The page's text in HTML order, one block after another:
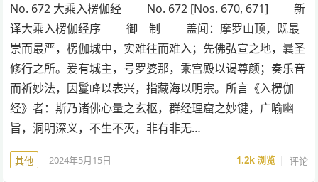
No. 672 大乘入楞伽经 No. 672 [Nos. 670, 671] 新
译大乘入楞伽经序 御 制 盖闻：摩罗山顶，既最
崇而最严，楞伽城中，实难往而难入；先佛弘宣之地，曩圣
修行之所。爰有城主，号罗婆那，乘宫殿以谒尊颜；奏乐音
而祈妙法，因鬘峰以表兴，指藏海以明宗。所言《入楞伽
经》者：斯乃诸佛心量之玄枢，群经理窟之妙键，广喻幽
旨，洞明深义，不生不灭，非有非无…
其他 2024年5月15日 1.2k浏览 评论